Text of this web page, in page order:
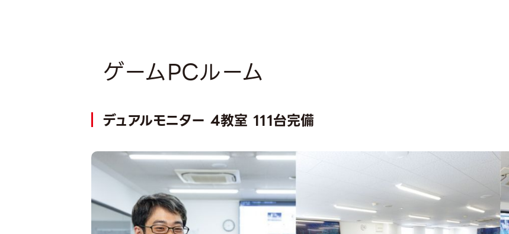
ゲームPCルーム
デュアルモニター 4教室 111台完備